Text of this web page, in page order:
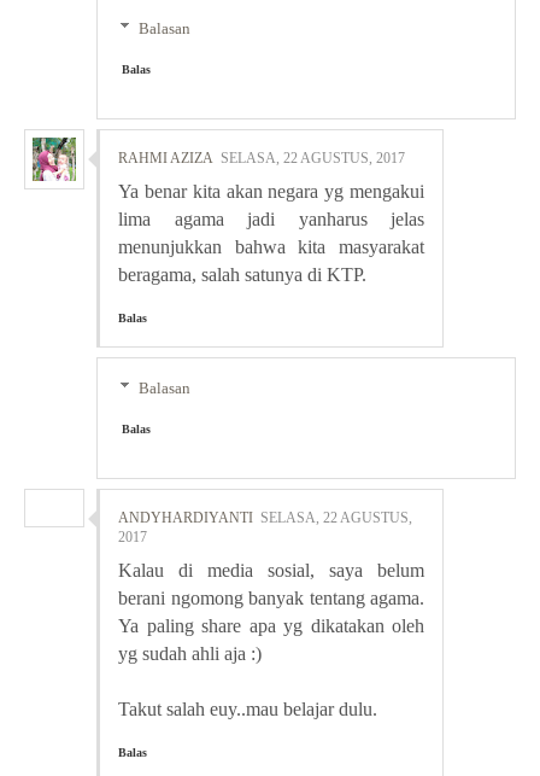
Balasan
Balas
RAHMI AZIZA SELASA, 22 AGUSTUS, 2017
Ya benar kita akan negara yg mengakui
lima agama jadi yanharus jelas
menunjukkan bahwa kita masyarakat
beragama, salah satunya di KTP.
Balas
Balasan
Balas
ANDYHARDIYANTI SELASA, 22 AGUSTUS,
2017
Kalau di media sosial, saya belum
berani ngomong banyak tentang agama.
Ya paling share apa yg dikatakan oleh
yg sudah ahli aja :)
Takut salah euy..mau belajar dulu.
Balas